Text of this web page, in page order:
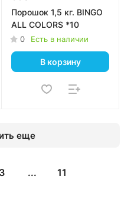
Порошок 1,5 кг. BINGO
ALL COLORS *10
0 Есть в наличии
В корзину
еще
3 ... 11